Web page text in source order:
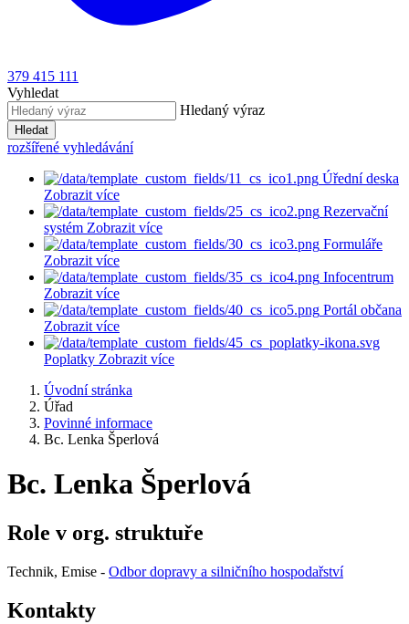
379 415 111
Vyhledat
Hledaný výraz
Hledat
rozšířené vyhledávání
Úřední deska
Zobrazit více
Rezervační
systém Zobrazit více
Formuláře
Zobrazit více
Infocentrum
Zobrazit více
Portál občana
Zobrazit více
Poplatky Zobrazit více
Úvodní stránka
Úřad
Povinné informace
Bc. Lenka Šperlová
Bc. Lenka Šperlová
Role v org. struktuře
Technik, Emise - Odbor dopravy a silničního hospodařství
Kontakty